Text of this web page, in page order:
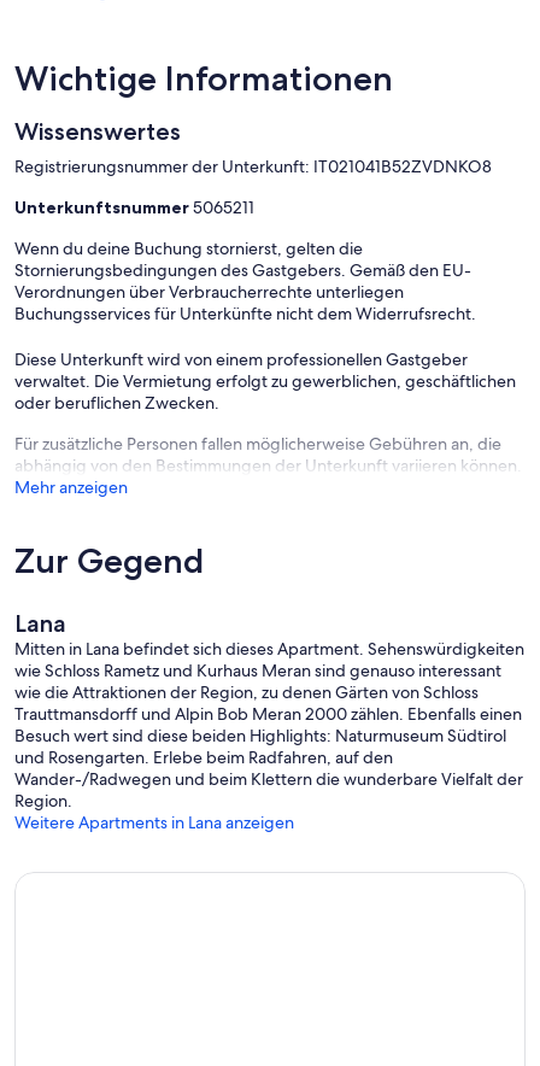
Ein Parkplatz ist auf dem Grundstück vorhanden.
Das Mitbringen von Haustieren ist nicht erlaubt.
- Babybett Kosten 10,00 € pro Person pro Nacht
Wichtige Informationen
Wissenswertes
Registrierungsnummer der Unterkunft: IT021041B52ZVDNKO8
Unterkunftsnummer5065211
Wenn du deine Buchung stornierst, gelten die
Stornierungsbedingungen des Gastgebers. Gemäß den EU-
Verordnungen über Verbraucherrechte unterliegen
Buchungsservices für Unterkünfte nicht dem Widerrufsrecht.
Diese Unterkunft wird von einem professionellen Gastgeber
verwaltet. Die Vermietung erfolgt zu gewerblichen, geschäftlichen
oder beruflichen Zwecken.
Für zusätzliche Personen fallen möglicherweise Gebühren an, die
abhängig von den Bestimmungen der Unterkunft variieren können.
Mehr anzeigen
Zur Gegend
Lana
Mitten in Lana befindet sich dieses Apartment. Sehenswürdigkeiten
wie Schloss Rametz und Kurhaus Meran sind genauso interessant
wie die Attraktionen der Region, zu denen Gärten von Schloss
Trauttmansdorff und Alpin Bob Meran 2000 zählen. Ebenfalls einen
Besuch wert sind diese beiden Highlights: Naturmuseum Südtirol
und Rosengarten. Erlebe beim Radfahren, auf den
Wander-/Radwegen und beim Klettern die wunderbare Vielfalt der
Region.
Weitere Apartments in Lana anzeigen